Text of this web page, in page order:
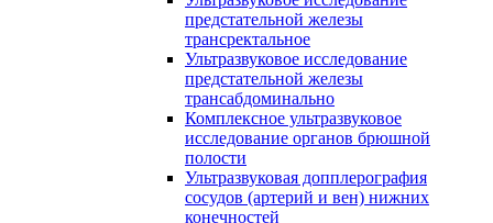
предстательной железы
трансректальное
Ультразвуковое исследование
предстательной железы
трансабдоминально
Комплексное ультразвуковое
исследование органов брюшной
полости
Ультразвуковая допплерография
сосудов (артерий и вен) нижних
конечностей